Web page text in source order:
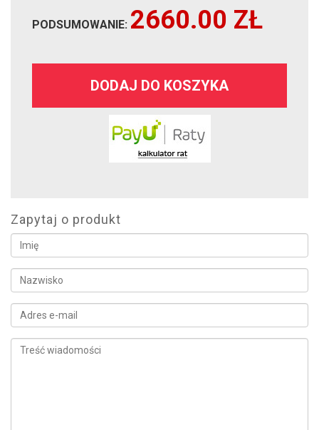
PODSUMOWANIE: 2660.00 ZŁ
DODAJ DO KOSZYKA
Zapytaj o produkt